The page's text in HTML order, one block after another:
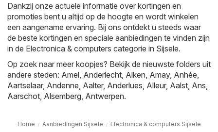
Dankzij onze actuele informatie over kortingen en
promoties bent u altijd op de hoogte en wordt winkelen
een aangename ervaring. Bij ons ontdekt u steeds waar
de beste kortingen en speciale aanbiedingen te vinden zijn
in de Electronica & computers categorie in Sijsele.
Op zoek naar meer koopjes? Bekijk de nieuwste folders uit
andere steden: Amel Anderlecht Alken Amay, Anhée
Aartselaar, Andenne Aalter, Anderlues Alleur, Aalst Ans
Aarschot Alsemberg Antwerpen.
Home Aanbiedingen Sijsele Electronica & computers Sijsele